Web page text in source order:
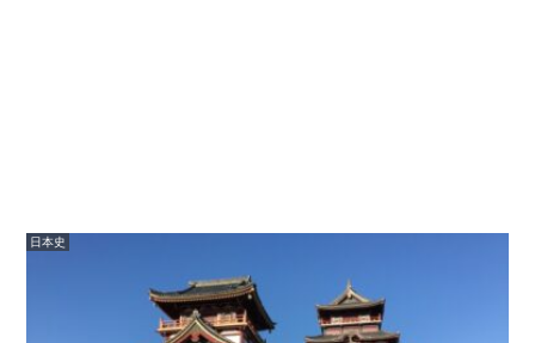
日本史